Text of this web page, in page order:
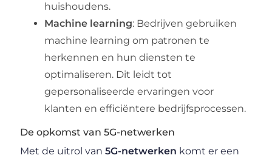
huishoudens.
Machine learning: Bedrijven gebruiken
machine learning om patronen te
herkennen en hun diensten te
optimaliseren. Dit leidt tot
gepersonaliseerde ervaringen voor
klanten en efficiëntere bedrijfsprocessen.
De opkomst van 5G-netwerken
Met de uitrol van5G-netwerken komt er een